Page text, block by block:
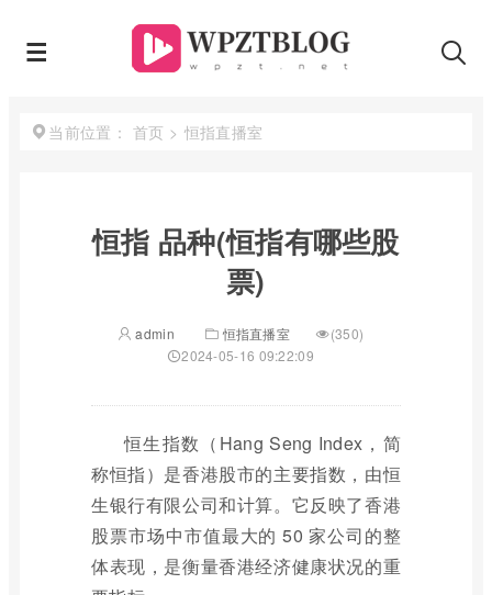
当前位置： 首页 > 恒指直播室
恒指 品种(恒指有哪些股
票)
admin 恒指直播室
(350)
2024-05-16 09:22:09
恒生指数（Hang Seng Index，简
称恒指）是香港股市的主要指数，由恒
生银行有限公司和计算。它反映了香港
股票市场中市值最大的 50 家公司的整
体表现，是衡量香港经济健康状况的重